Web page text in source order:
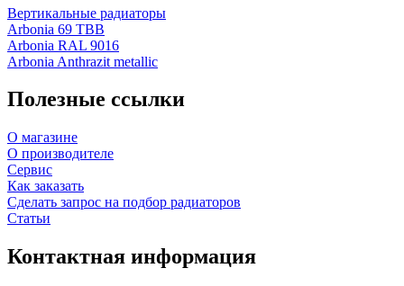
Вертикальные радиаторы
Arbonia 69 ТВВ
Arbonia RAL 9016
Arbonia Anthrazit metallic
Полезные ссылки
О магазине
О производителе
Сервис
Как заказать
Сделать запрос на подбор радиаторов
Статьи
Контактная информация